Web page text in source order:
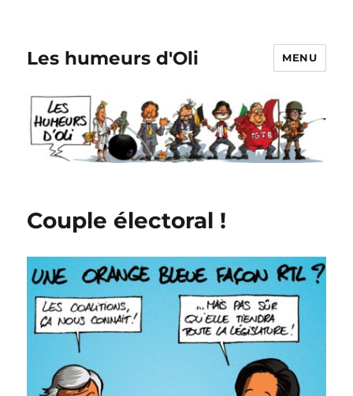
Les humeurs d'Oli MENU
Couple électoral !